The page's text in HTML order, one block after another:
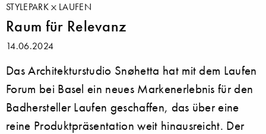
STYLEPARK LAUFEN
Raum für Relevanz
14.06.2024
Das Architekturstudio Snøhetta hat mit dem Laufen
Forum bei Basel ein neues Markenerlebnis für den
Badhersteller Laufen geschaffen, das über eine
reine Produktpräsentation weit hinausreicht. Der